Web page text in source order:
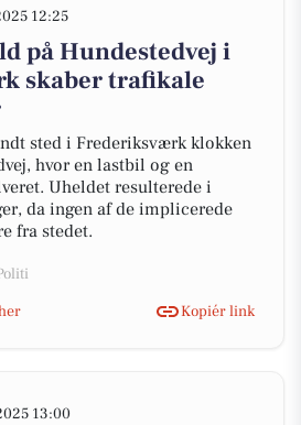
12:25
på Hundestedvej i
skaber trafikale
sted i Frederiksværk klokken
hvor en lastbil og en
Uheldet resulterede i
da ingen af de implicerede
fra stedet.
Kopiér link
13:00